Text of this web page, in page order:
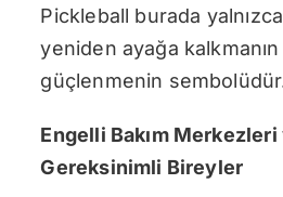
Pickleball burada
yeniden ayağa
güçlenmenin
Engelli Bakım Merkezleri
Gereksinimli Bireyler